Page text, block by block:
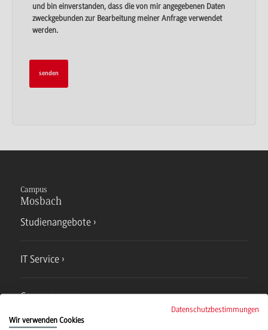
und bin einverstanden, dass die von mir angegebenen Daten
zweckgebunden zur Bearbeitung meiner Anfrage verwendet
werden.
Campus
Mosbach
Studienangebote
IT Service
Campusmensa
Datenschutzbestimmungen
Wir verwenden Cookies